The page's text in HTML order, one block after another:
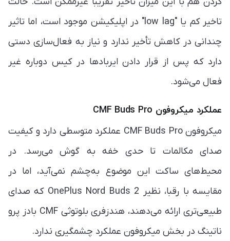
تاخیر کم یا "low lag" در اپلیکیشن موجود است، اما تاثیر
چندانی در کاهش تأخیر ندارد و نیاز به فعال‌سازی دستی
دارد که پس از قرار دادن ایربادها در کیس دوباره غیر
فعال می‌شود.
عملکرد میکروفون CMF Buds Pro
میکروفون CMF Buds Pro عملکرد متوسطی دارد و کیفیت
صدای مکالمات تا حدی خفه به گوش می‌رسد. در
محیط‌های ساکت این موضوع به‌چشم نمی‌آید، اما در
مقایسه با رقبا، نظیر OnePlus Nord Buds 2 که صدای
طبیعی‌تری ارائه می‌دهند، هندزفری بلوتوثی CMF بادز پرو
ناتینگ در بخش میکروفون عملکرد چشمگیری ندارد.